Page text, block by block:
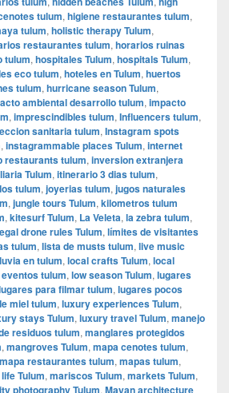
tulum, higiene restaurantes tulum,
tulum, holistic therapy Tulum,
restaurantes tulum, horarios ruinas
tulum, hospitales Tulum, hospitals Tulum,
eco tulum, hoteles en Tulum, huertos
tulum, hurricane season Tulum,
ambiental desarrollo tulum, impacto
, imprescindibles tulum, Influencers tulum,
sanitaria tulum, Instagram spots
, instagrammable places Tulum, internet
restaurants tulum, inversion extranjera
Tulum, itinerario 3 dias tulum,
tulum, joyerias tulum, jugos naturales
, jungle tours Tulum, kilometros tulum
, kitesurf Tulum, La Veleta, la zebra tulum,
drone rules Tulum, límites de visitantes
tulum, lista de musts tulum, live music
en tulum, local crafts Tulum, local
tulum, low season Tulum, lugares
para filmar tulum, lugares pocos
miel tulum, luxury experiences Tulum,
stays Tulum, luxury travel Tulum, manejo
residuos tulum, manglares protegidos
, mangroves Tulum, mapa cenotes tulum,
mapa restaurantes tulum, mapas tulum,
Tulum, mariscos Tulum, markets Tulum,
photography Tulum, Mayan architecture